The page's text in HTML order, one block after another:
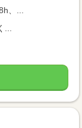
、...